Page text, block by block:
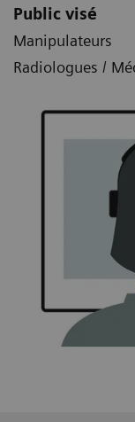
Public visé
Manipulateurs
Radiologues /